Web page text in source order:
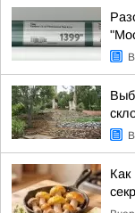
Как